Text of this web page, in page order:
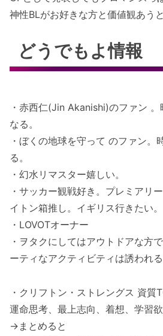
神性BLがお好きな方と価値観あう
どうでもよ情報
・赤西仁(Jin Akanishi)のファン 。
なる。
・ぼくの地球を守って のファン。
る。
・幻水リマスター嬉しい。
・サッカー観戦好き。プレミアリ
イトン箱推し。イギリス行きたい。
・LOVOTオーナー
・ヲタクにしてはアウトドアな方
ーティなアクティビティは誘われる
・クリフトン・ストレングス 資質
運命思考、最上志向、着想、学習
→まとめると